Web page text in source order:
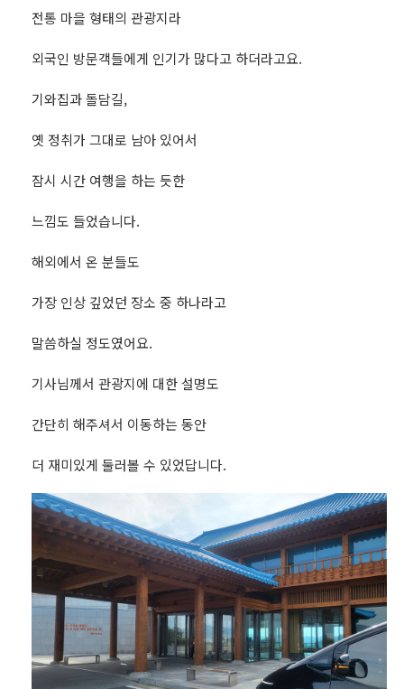
전통 마을 형태의 관광지라
외국인 방문객들에게 인기가 많다고 하더라고요.
기와집과 돌담길,
옛 정취가 그대로 남아 있어서
잠시 시간 여행을 하는 듯한
느낌도 들었습니다.
해외에서 온 분들도
가장 인상 깊었던 장소 중 하나라고
말씀하실 정도였어요.
기사님께서 관광지에 대한 설명도
간단히 해주셔서 이동하는 동안
더 재미있게 둘러볼 수 있었답니다.